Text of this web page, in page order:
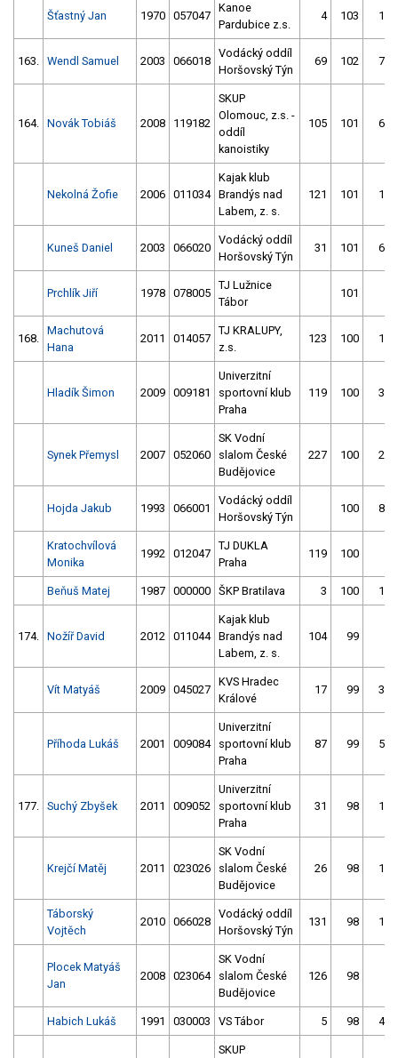
Šťastný Jan 1970 057047
Kanoe
Pardubice z.s.
4 103 13
163. Wendl Samuel 2003 066018
Vodácký oddíl
Horšovský Týn
69 102 78
164. Novák Tobiáš 2008 119182
SKUP
Olomouc, z.s. -
oddíl
kanoistiky
105 101 67
Nekolná Žofie 2006 011034
Kajak klub
Brandýs nad
Labem, z. s.
121 101 19
Kuneš Daniel 2003 066020
Vodácký oddíl
Horšovský Týn
31 101 68
Prchlík Jiří 1978 078005
TJ Lužnice
Tábor
101
168.
Machutová
Hana
2011 014057
TJ KRALUPY,
z.s.
123 100 12
Hladík Šimon 2009 009181
Univerzitní
sportovní klub
Praha
119 100 32
Synek Přemysl 2007 052060
SK Vodní
slalom České
Budějovice
227 100 29
Hojda Jakub 1993 066001
Vodácký oddíl
Horšovský Týn
100 81
Kratochvílová
Monika
1992 012047
TJ DUKLA
Praha
119 100
Beňuš Matej 1987 000000 ŠKP Bratilava 3 100 11
174. Nožíř David 2012 011044
Kajak klub
Brandýs nad
Labem, z. s.
104 99
Vít Matyáš 2009 045027
KVS Hradec
Králové
17 99 38
Příhoda Lukáš 2001 009084
Univerzitní
sportovní klub
Praha
87 99 53
177. Suchý Zbyšek 2011 009052
Univerzitní
sportovní klub
Praha
31 98 14
Krejčí Matěj 2011 023026
SK Vodní
slalom České
Budějovice
26 98 16
Táborský
Vojtěch
2010 066028
Vodácký oddíl
Horšovský Týn
131 98 13
Plocek Matyáš
Jan
2008 023064
SK Vodní
slalom České
Budějovice
126 98
Habich Lukáš 1991 030003 VS Tábor 5 98 43
SKUP